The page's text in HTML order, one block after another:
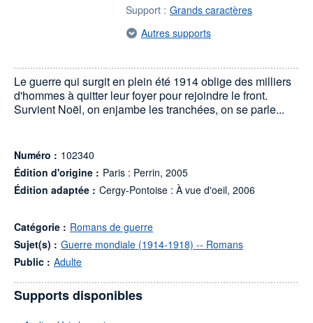
Support : Grands caractères
Autres supports
Le guerre qui surgit en plein été 1914 oblige des milliers
d'hommes à quitter leur foyer pour rejoindre le front.
Survient Noël, on enjambe les tranchées, on se parle...
Numéro : 102340
Édition d'origine : Paris : Perrin, 2005
Édition adaptée : Cergy-Pontoise : À vue d'oeil, 2006
Catégorie : Romans de guerre
Sujet(s) : Guerre mondiale (1914-1918) -- Romans
Public : Adulte
Supports disponibles